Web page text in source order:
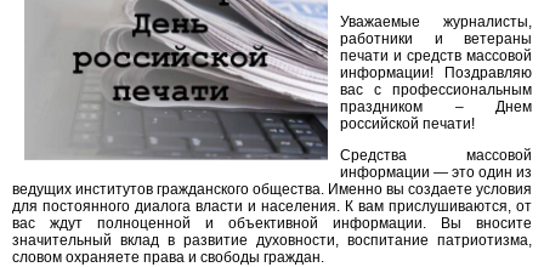
Уважаемые журналисты,
работники и ветераны
печати и средств массовой
информации! Поздравляю
вас с профессиональным
праздником – Днем
российской печати!
Средства массовой
информации — это один из
ведущих институтов гражданского общества. Именно вы создаете условия
для постоянного диалога власти и населения. К вам прислушиваются, от
вас ждут полноценной и объективной информации. Вы вносите
значительный вклад в развитие духовности, воспитание патриотизма,
словом охраняете права и свободы граждан.